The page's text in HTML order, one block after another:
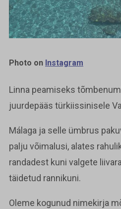
Photo on Instagram
Linna peamiseks
juurdepääs türkiissinisele
Málaga ja selle ümbrus
palju võimalusi, alates
randadest kuni valgete
täidetud rannikuni.
Oleme kogunud nimekirja